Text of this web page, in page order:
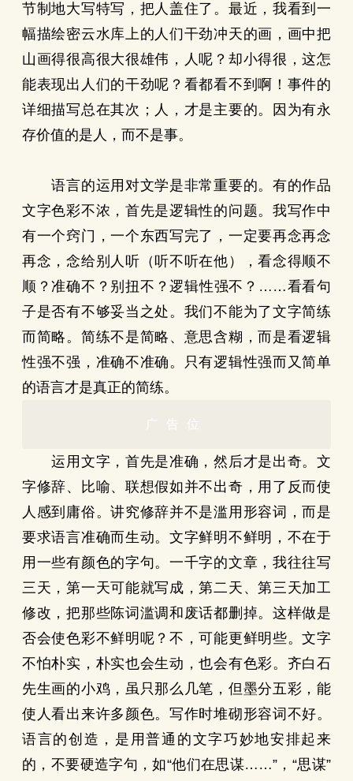
节制地大写特写，把人盖住了。最近，我看到一
幅描绘密云水库上的人们干劲冲天的画，画中把
山画得很高很大很雄伟，人呢？却小得很，这怎
能表现出人们的干劲呢？看都看不到啊！事件的
详细描写总在其次；人，才是主要的。因为有永
存价值的是人，而不是事。
语言的运用对文学是非常重要的。有的作品
文字色彩不浓，首先是逻辑性的问题。我写作中
有一个窍门，一个东西写完了，一定要再念再念
再念，念给别人听（听不听在他），看念得顺不
顺？准确不？别扭不？逻辑性强不？……看看句
子是否有不够妥当之处。我们不能为了文字简练
而简略。简练不是简略、意思含糊，而是看逻辑
性强不强，准确不准确。只有逻辑性强而又简单
的语言才是真正的简练。
广告位
运用文字，首先是准确，然后才是出奇。文
字修辞、比喻、联想假如并不出奇，用了反而使
人感到庸俗。讲究修辞并不是滥用形容词，而是
要求语言准确而生动。文字鲜明不鲜明，不在于
用一些有颜色的字句。一千字的文章，我往往写
三天，第一天可能就写成，第二天、第三天加工
修改，把那些陈词滥调和废话都删掉。这样做是
否会使色彩不鲜明呢？不，可能更鲜明些。文字
不怕朴实，朴实也会生动，也会有色彩。齐白石
先生画的小鸡，虽只那么几笔，但墨分五彩，能
使人看出来许多颜色。写作时堆砌形容词不好。
语言的创造，是用普通的文字巧妙地安排起来
的，不要硬造字句，如“他们在思谋……”，“思谋”